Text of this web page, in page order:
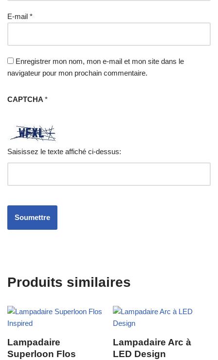
E-mail *
Enregistrer mon nom, mon e-mail et mon site dans le
navigateur pour mon prochain commentaire.
CAPTCHA *
Saisissez le texte affiché ci-dessus:
Produits similaires
Lampadaire
Superloon Flos
Lampadaire Arc à
LED Design